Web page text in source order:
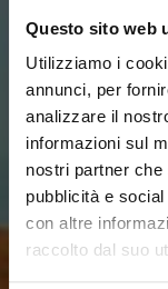
Questo sito web
Utilizziamo i
annunci, per
analizzare il
informazioni sul
nostri partner
pubblicità e
con altre
raccolto dal suo